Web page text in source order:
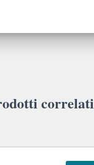
correlati